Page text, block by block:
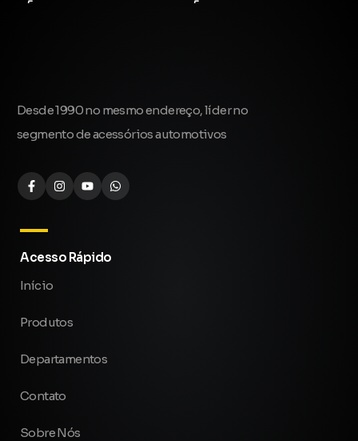
Desde 1990 no mesmo endereço, líder no
segmento de acessórios automotivos
Acesso Rápido
Início
Produtos
Departamentos
Contato
Sobre Nós